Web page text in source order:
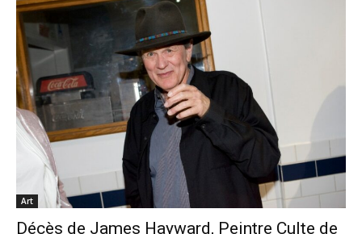
Art
Décès de James Hayward, Peintre Culte de